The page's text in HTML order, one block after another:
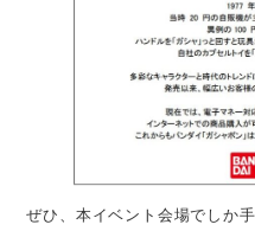
ぜひ、本イベント会場でしか